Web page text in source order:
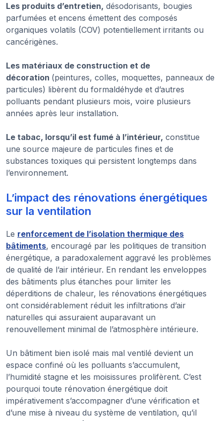
Les produits d’entretien, désodorisants, bougies
parfumées et encens émettent des composés
organiques volatils (COV) potentiellement irritants ou
cancérigènes.
Les matériaux de construction et de
décoration (peintures, colles, moquettes, panneaux de
particules) libèrent du formaldéhyde et d’autres
polluants pendant plusieurs mois, voire plusieurs
années après leur installation.
Le tabac, lorsqu’il est fumé à l’intérieur, constitue
une source majeure de particules fines et de
substances toxiques qui persistent longtemps dans
l’environnement.
L’impact des rénovations énergétiques
sur la ventilation
Le renforcement de l’isolation thermique des
bâtiments, encouragé par les politiques de transition
énergétique, a paradoxalement aggravé les problèmes
de qualité de l’air intérieur. En rendant les enveloppes
des bâtiments plus étanches pour limiter les
déperditions de chaleur, les rénovations énergétiques
ont considérablement réduit les infiltrations d’air
naturelles qui assuraient auparavant un
renouvellement minimal de l’atmosphère intérieure.
Un bâtiment bien isolé mais mal ventilé devient un
espace confiné où les polluants s’accumulent,
l’humidité stagne et les moisissures prolifèrent. C’est
pourquoi toute rénovation énergétique doit
impérativement s’accompagner d’une vérification et
d’une mise à niveau du système de ventilation, qu’il